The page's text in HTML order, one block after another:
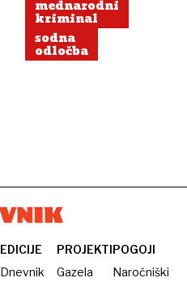
mednarodni
kriminal
sodna
odločba
EDICIJE
Dnevnik
PROJEKTI
Gazela
POGOJI
Naročniški